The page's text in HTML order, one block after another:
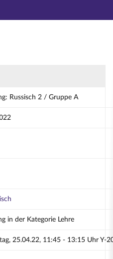
A - Details
Russisch 2 / Gruppe A
in der Kategorie Lehre
25.04.22, 11:45 - 13:15 Uhr Y-